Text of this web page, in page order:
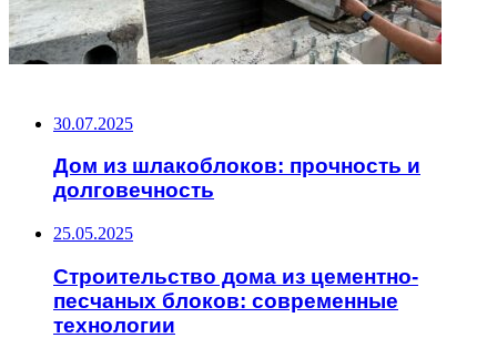
30.07.2025
Дом из шлакоблоков: прочность и
долговечность
25.05.2025
Строительство дома из цементно-
песчаных блоков: современные
технологии